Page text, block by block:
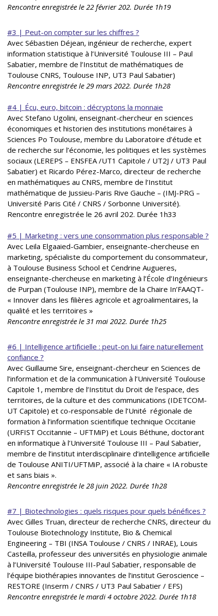
Rencontre enregistrée le 22 février 202. Durée 1h19
#3 | Peut-on compter sur les chiffres ?
Avec Sébastien Déjean, ingénieur de recherche, expert
information statistique à l’Université Toulouse III – Paul
Sabatier, membre de l’Institut de mathématiques de
Toulouse CNRS, Toulouse INP, UT3 Paul Sabatier)
Rencontre enregistrée le 29 mars 2022. Durée 1h28
#4 | Écu, euro, bitcoin : décryptons la monnaie
Avec Stefano Ugolini, enseignant-chercheur en sciences
économiques et historien des institutions monétaires à
Sciences Po Toulouse, membre du Laboratoire d’étude et
de recherche sur l’économie, les politiques et les systèmes
sociaux (LEREPS – ENSFEA /UT1 Capitole / UT2J / UT3 Paul
Sabatier) et Ricardo Pérez-Marco, directeur de recherche
en mathématiques au CNRS, membre de l’Institut
mathématique de Jussieu-Paris Rive Gauche – (IMJ-PRG –
Université Paris Cité / CNRS / Sorbonne Université).
Rencontre enregistrée le 26 avril 202. Durée 1h33
#5 | Marketing : vers une consommation plus responsable ?
Avec Leila Elgaaied-Gambier, enseignante-chercheuse en
marketing, spécialiste du comportement du consommateur,
à Toulouse Business School et Cendrine Augueres,
enseignante-chercheuse en marketing à l’École d’Ingénieurs
de Purpan (Toulouse INP), membre de la Chaire In’FAAQT-
« Innover dans les filières agricole et agroalimentaires, la
qualité et les territoires »
Rencontre enregistrée le 31 mai 2022. Durée 1h25
#6 | Intelligence artificielle : peut-on lui faire naturellement
confiance ?
Avec Guillaume Sire, enseignant-chercheur en Sciences de
l’information et de la communication à l’Université Toulouse
Capitole 1, membre de l’Institut du Droit de l’espace, des
territoires, de la culture et des communications (IDETCOM-
UT Capitole) et co-responsable de l’Unité régionale de
formation à l’information scientifique technique Occitanie
(URFIST Occitannie – UFTMiP) et Louis Béthune, doctorant
en informatique à l’Université Toulouse III – Paul Sabatier,
membre de l’institut interdisciplinaire d’intelligence artificielle
de Toulouse ANITI/UFTMiP, associé à la chaire « IA robuste
et sans biais ».
Rencontre enregistrée le 28 juin 2022. Durée 1h28
#7 | Biotechnologies : quels risques pour quels bénéfices ?
Avec Gilles Truan, directeur de recherche CNRS, directeur du
Toulouse Biotechnology Institute, Bio & Chemical
Engineering – TBI (INSA Toulouse / CNRS / INRAE), Louis
Casteilla, professeur des universités en physiologie animale
à l’Université Toulouse III-Paul Sabatier, responsable de
l’équipe biothérapies innovantes de l’institut Geroscience –
RESTORE (Inserm / CNRS / UT3 Paul Sabatier / EFS)
Rencontre enregistrée le mardi 4 octobre 2022. Durée 1h18